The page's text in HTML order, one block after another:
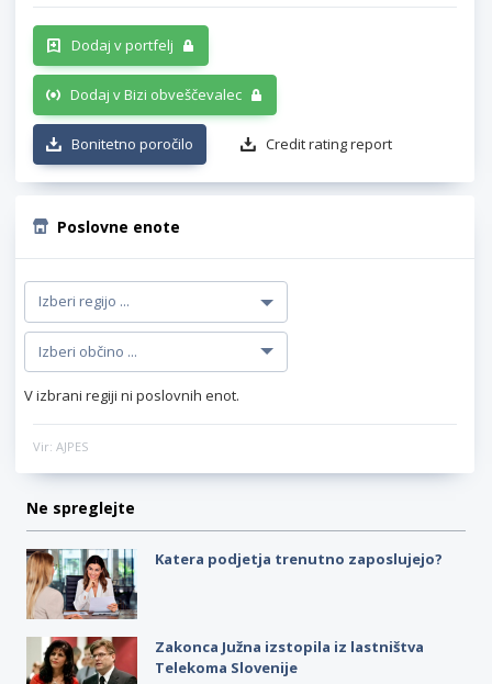
Dodaj v portfelj
Dodaj v Bizi obveščevalec
Bonitetno poročilo Credit rating report
Poslovne enote
V izbrani regiji ni poslovnih enot.
Vir: AJPES
Ne spreglejte
Katera podjetja trenutno zaposlujejo?
Zakonca Južna izstopila iz lastništva
Telekoma Slovenije